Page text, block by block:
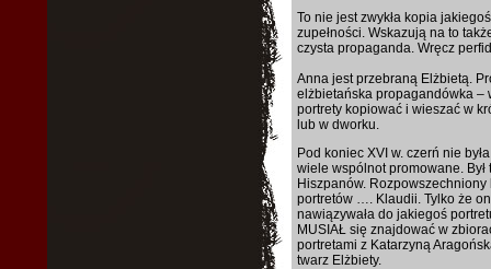
To nie jest zwykła kopia
zupełności. Wskazują na to
czysta propaganda. Wręcz
Anna jest przebraną Elżbietą.
elżbietańska propagandówka –
portrety kopiować i wieszać w
lub w dworku.
Pod koniec XVI w. czerń nie
wiele wspólnot promowane.
Hiszpanów. Rozpowszechniony
portretów …. Klaudii. Tylko że
nawiązywała do jakiegoś
MUSIAŁ się znajdować w
portretami z Katarzyną
twarz Elżbiety.